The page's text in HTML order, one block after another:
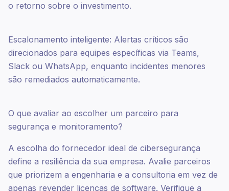
o retorno sobre o investimento.
Escalonamento inteligente: Alertas críticos são
direcionados para equipes específicas via Teams,
Slack ou WhatsApp, enquanto incidentes menores
são remediados automaticamente.
O que avaliar ao escolher um parceiro para
segurança e monitoramento?
A escolha do fornecedor ideal de cibersegurança
define a resiliência da sua empresa. Avalie parceiros
que priorizem a engenharia e a consultoria em vez de
apenas revender licenças de software. Verifique a